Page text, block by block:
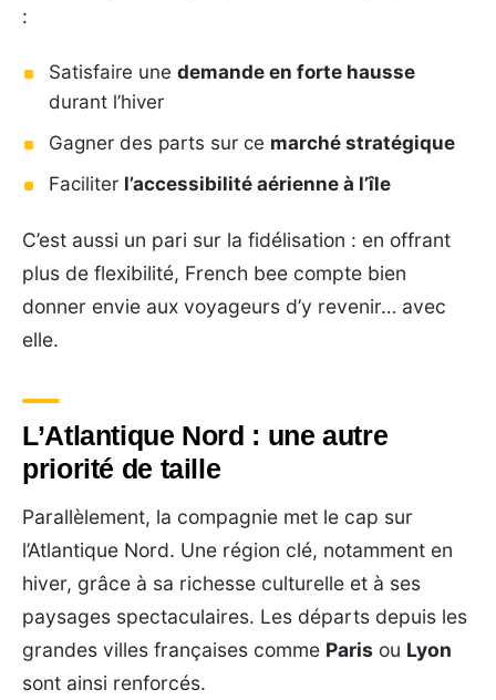
:
Satisfaire une demande en forte hausse
durant l’hiver
Gagner des parts sur ce marché stratégique
Faciliter l’accessibilité aérienne à l’île
C’est aussi un pari sur la fidélisation : en offrant
plus de flexibilité, French bee compte bien
donner envie aux voyageurs d’y revenir… avec
elle.
L’Atlantique Nord : une autre
priorité de taille
Parallèlement, la compagnie met le cap sur
l’Atlantique Nord. Une région clé, notamment en
hiver, grâce à sa richesse culturelle et à ses
paysages spectaculaires. Les départs depuis les
grandes villes françaises comme Paris ou Lyon
sont ainsi renforcés.